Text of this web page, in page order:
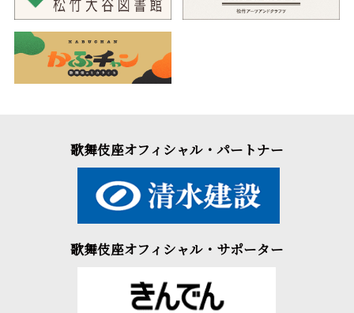
歌舞伎座オフィシャル・パートナー
歌舞伎座オフィシャル・サポーター